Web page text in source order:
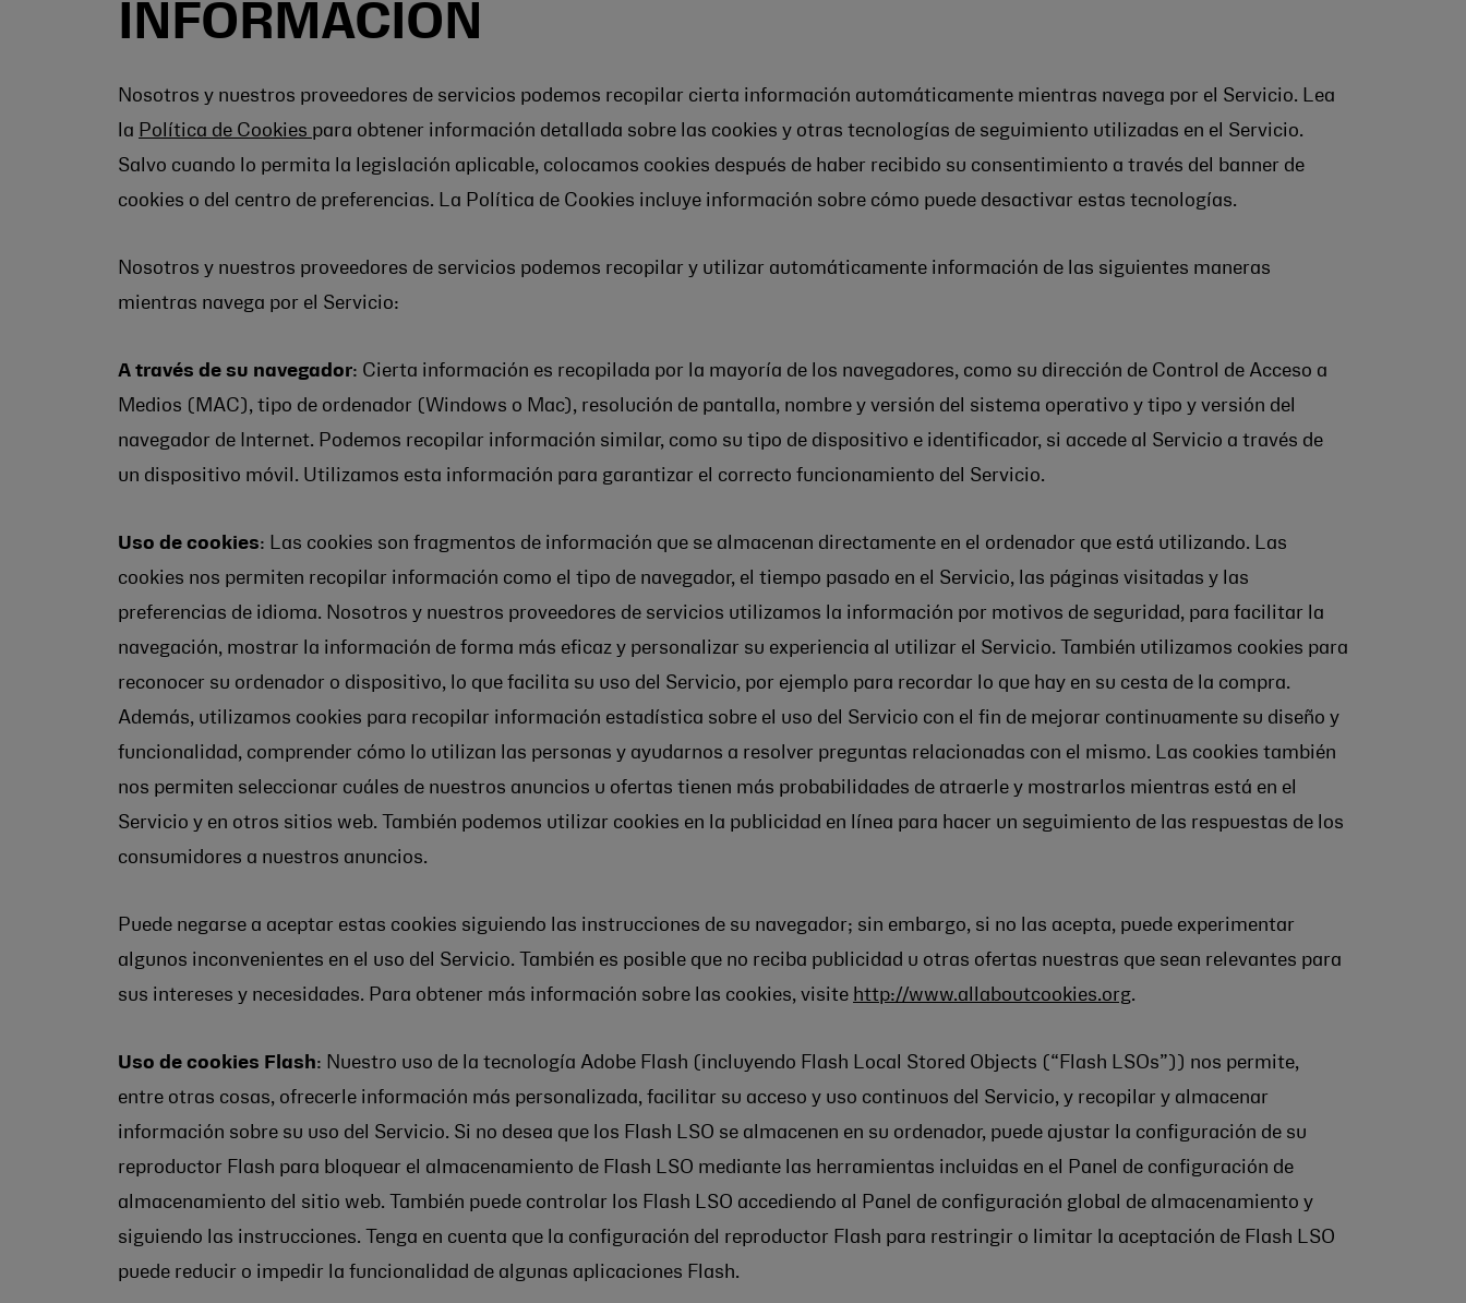
INFORMACIÓN
Nosotros y nuestros proveedores de servicios podemos recopilar cierta información automáticamente mientras navega por el Servicio. Lea
la Política de Cookies para obtener información detallada sobre las cookies y otras tecnologías de seguimiento utilizadas en el Servicio.
Salvo cuando lo permita la legislación aplicable, colocamos cookies después de haber recibido su consentimiento a través del banner de
cookies o del centro de preferencias. La Política de Cookies incluye información sobre cómo puede desactivar estas tecnologías.
Nosotros y nuestros proveedores de servicios podemos recopilar y utilizar automáticamente información de las siguientes maneras
mientras navega por el Servicio:
A través de su navegador: Cierta información es recopilada por la mayoría de los navegadores, como su dirección de Control de Acceso a
Medios (MAC), tipo de ordenador (Windows o Mac), resolución de pantalla, nombre y versión del sistema operativo y tipo y versión del
navegador de Internet. Podemos recopilar información similar, como su tipo de dispositivo e identificador, si accede al Servicio a través de
un dispositivo móvil. Utilizamos esta información para garantizar el correcto funcionamiento del Servicio.
Uso de cookies: Las cookies son fragmentos de información que se almacenan directamente en el ordenador que está utilizando. Las
cookies nos permiten recopilar información como el tipo de navegador, el tiempo pasado en el Servicio, las páginas visitadas y las
preferencias de idioma. Nosotros y nuestros proveedores de servicios utilizamos la información por motivos de seguridad, para facilitar la
navegación, mostrar la información de forma más eficaz y personalizar su experiencia al utilizar el Servicio. También utilizamos cookies para
reconocer su ordenador o dispositivo, lo que facilita su uso del Servicio, por ejemplo para recordar lo que hay en su cesta de la compra.
Además, utilizamos cookies para recopilar información estadística sobre el uso del Servicio con el fin de mejorar continuamente su diseño y
funcionalidad, comprender cómo lo utilizan las personas y ayudarnos a resolver preguntas relacionadas con el mismo. Las cookies también
nos permiten seleccionar cuáles de nuestros anuncios u ofertas tienen más probabilidades de atraerle y mostrarlos mientras está en el
Servicio y en otros sitios web. También podemos utilizar cookies en la publicidad en línea para hacer un seguimiento de las respuestas de los
consumidores a nuestros anuncios.
Puede negarse a aceptar estas cookies siguiendo las instrucciones de su navegador; sin embargo, si no las acepta, puede experimentar
algunos inconvenientes en el uso del Servicio. También es posible que no reciba publicidad u otras ofertas nuestras que sean relevantes para
sus intereses y necesidades. Para obtener más información sobre las cookies, visite http://www.allaboutcookies.org.
Uso de cookies Flash: Nuestro uso de la tecnología Adobe Flash (incluyendo Flash Local Stored Objects (“Flash LSOs”)) nos permite,
entre otras cosas, ofrecerle información más personalizada, facilitar su acceso y uso continuos del Servicio, y recopilar y almacenar
información sobre su uso del Servicio. Si no desea que los Flash LSO se almacenen en su ordenador, puede ajustar la configuración de su
reproductor Flash para bloquear el almacenamiento de Flash LSO mediante las herramientas incluidas en el Panel de configuración de
almacenamiento del sitio web. También puede controlar los Flash LSO accediendo al Panel de configuración global de almacenamiento y
siguiendo las instrucciones. Tenga en cuenta que la configuración del reproductor Flash para restringir o limitar la aceptación de Flash LSO
puede reducir o impedir la funcionalidad de algunas aplicaciones Flash.